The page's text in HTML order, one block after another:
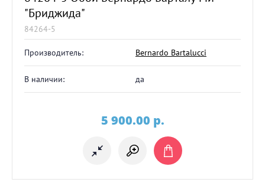
"Бриджида"
84264-5
Производитель: Bernardo Bartalucci
В наличии: да
5 900.00 p.